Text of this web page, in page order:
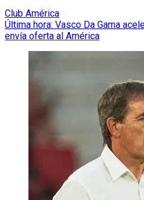
Club América
Última hora: Vasco Da Gama
envía oferta al América